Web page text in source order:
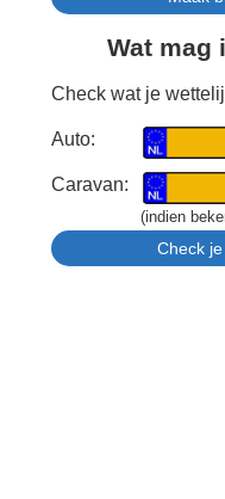
Wat mag
Check wat je
Auto:
Caravan:
(indien